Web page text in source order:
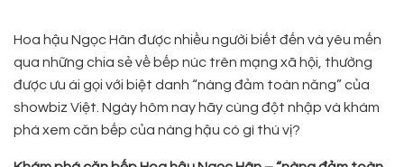
Hoa hậu Ngọc Hân được nhiều người biết đến và yêu mến
qua những chia sẻ về bếp núc trên mạng xã hội, thường
được ưu ái gọi với biệt danh “nàng đảm toàn năng” của
showbiz Việt. Ngày hôm nay hãy cùng đột nhập và khám
phá xem căn bếp của nàng hậu có gì thú vị?